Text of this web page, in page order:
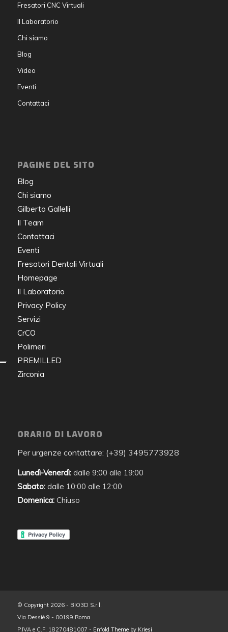
Fresatori CNC Virtuali
Il Laboratorio
Chi siamo
Blog
Video
Eventi
Contattaci
PAGINE DEL SITO
Blog
Chi siamo
Gilberto Gallelli
Il Team
Contattaci
Eventi
Fresatori Dentali Virtuali
Homepage
Il Laboratorio
Privacy Policy
Servizi
CrCO
Polimeri
PREMILLED
Zirconia
ORARIO DI LAVORO
Per urgenze contattare: (+39) 3495773928
Lunedì-Venerdì: dalle 9:00 alle 19:00
Sabato: dalle 10:00 alle 12:00
Domenica: Chiuso
© Copyright 2026 - BIO3D S.r.l.
Via Dessiè 9 - 00199 Roma
P.IVA e C.F. 18270481007 - Enfold Theme by Kriesi